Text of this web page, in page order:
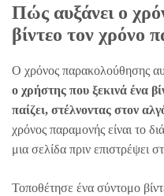
Πώς αυξάνει ο
βίντεο τον χρόνο
Ο χρόνος παρακολούθησης
ο χρήστης που ξεκινά ένα
παίζει, στέλνοντας στον
χρόνος παραμονής είναι το
μια σελίδα πριν επιστρέψει
Τοποθέτησε ένα σύντομο